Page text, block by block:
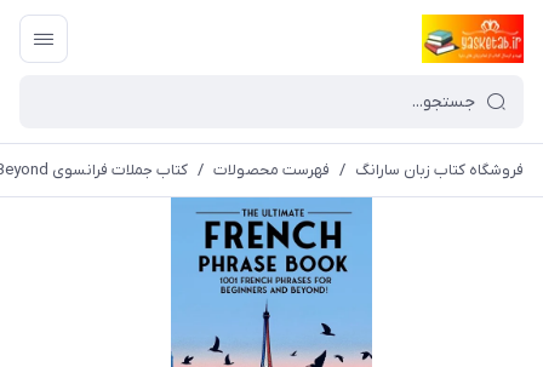
فروشگاه کتاب زبان سارانگ / فهرست محصولات / کتاب جملات فرانسوی The Ultimate French Phrase Book 1001 French Phrases for Beginners and Beyond